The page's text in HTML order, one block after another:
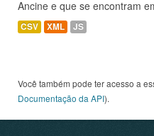
Ancine e que se encontram
CSV XML JS
Você também pode ter acesso a
Documentação da API).